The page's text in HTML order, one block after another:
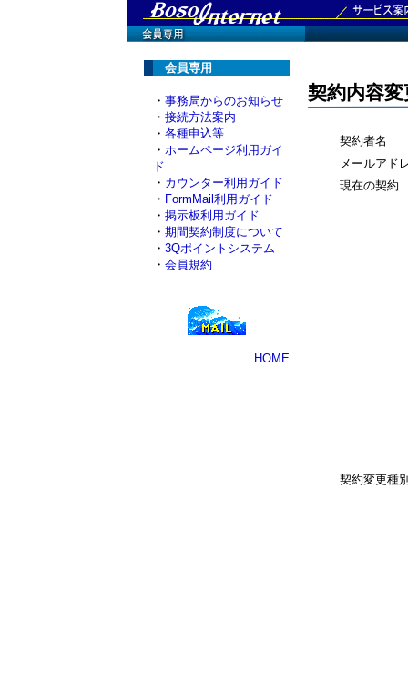
会員専用
・ 事務局からのお知らせ
・ 接続方法案内
・ 各種申込等
・ ホームページ利用ガイ
ド
・ カウンター利用ガイド
・ FormMail利用ガイド
・ 掲示板利用ガイド
・ 期間契約制度について
・ 3Qポイントシステム
・ 会員規約
HOME
契約内容
契約者名
メールアド
現在の契約
契約変更種